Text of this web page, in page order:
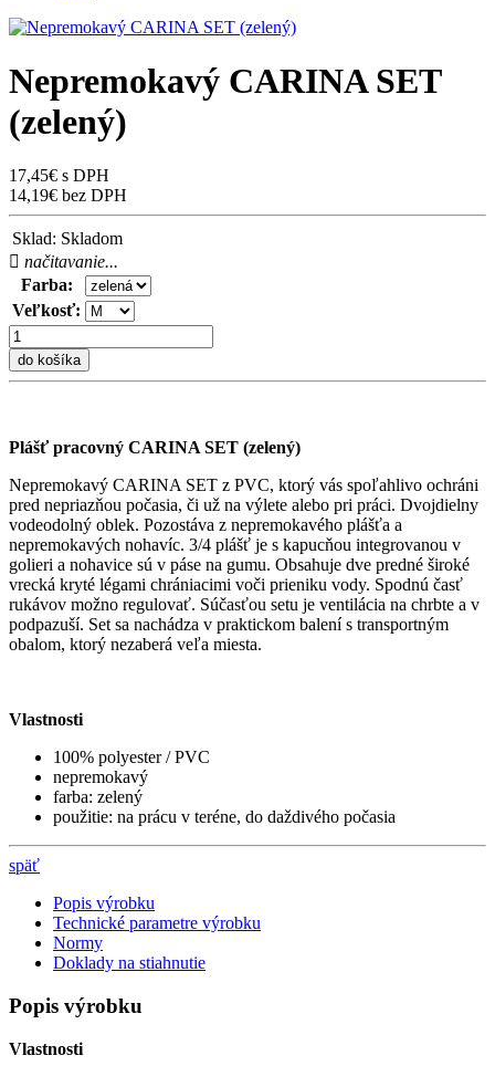
Nepremokavý CARINA SET
(zelený)
17,45€ s DPH
14,19€ bez DPH
Sklad: Skladom
načitavanie...
Farba:
Veľkosť:
do košíka
Plášť pracovný CARINA SET (zelený)
Nepremokavý CARINA SET z PVC, ktorý vás spoľahlivo ochráni
pred nepriazňou počasia, či už na výlete alebo pri práci. Dvojdielny
vodeodolný oblek. Pozostáva z nepremokavého plášťa a
nepremokavých nohavíc. 3/4 plášť je s kapucňou integrovanou v
golieri a nohavice sú v páse na gumu. Obsahuje dve predné široké
vrecká kryté légami chrániacimi voči prieniku vody. Spodnú časť
rukávov možno regulovať. Súčasťou setu je ventilácia na chrbte a v
podpazuší. Set sa nachádza v praktickom balení s transportným
obalom, ktorý nezaberá veľa miesta.
Vlastnosti
100% polyester / PVC
nepremokavý
farba: zelený
použitie: na prácu v teréne, do daždivého počasia
späť
Popis výrobku
Technické parametre výrobku
Normy
Doklady na stiahnutie
Popis výrobku
Vlastnosti